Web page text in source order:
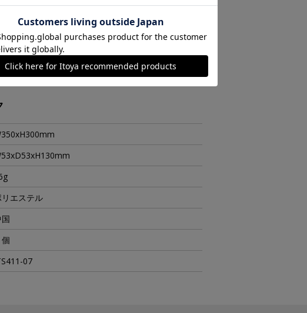
ケージをバイリンガル表記に変更いたしま
を進めますので、ご注文のタイミングによ
お届けするパッケージのデザインが異なるこ
承くださいませ。
エステル
個
07